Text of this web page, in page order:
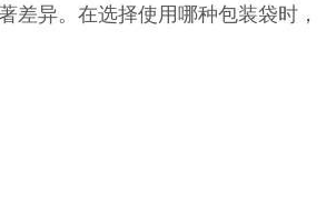
异。在选择使用哪种包装袋时，